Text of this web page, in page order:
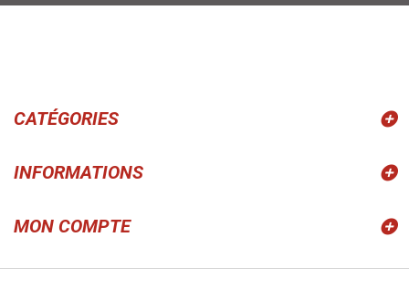
CATÉGORIES
INFORMATIONS
MON COMPTE